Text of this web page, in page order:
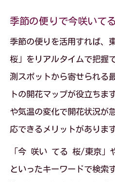
季節の便りで今咲いて
季節の便りを活用すれば、
桜」をリアルタイムで把握
測スポットから寄せられる
トの開花マップが役立ちま
や気温の変化で開花状況が
応できるメリットがあります
「今 咲い てる 桜/東京」
といったキーワードで検索